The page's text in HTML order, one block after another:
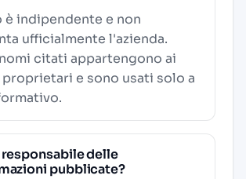
è indipendente e non
ufficialmente l'azienda.
citati appartengono ai
e sono usati solo a
responsabile delle
pubblicate?